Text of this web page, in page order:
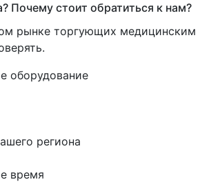
Почему стоит обратиться к нам?
рынке торгующих медицинским
оборудование
региона
время